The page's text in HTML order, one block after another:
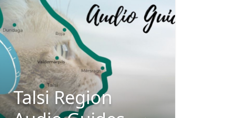
Talsi Region